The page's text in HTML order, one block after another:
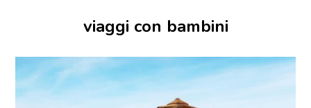
viaggi con bambini